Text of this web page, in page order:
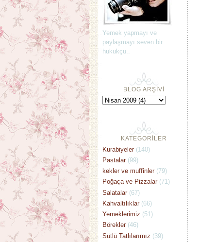
Yemek yapmayı ve
paylaşmayı seven bir
hukukçu..
BLOG ARŞİVİ
KATEGORİLER
Kurabiyeler (140)
Pastalar (99)
kekler ve muffinler (79)
Poğaça ve Pizzalar (71)
Salatalar (67)
Kahvaltılıklar (66)
Yemeklerimiz (51)
Börekler (46)
Sütlü Tatlılarımız (39)